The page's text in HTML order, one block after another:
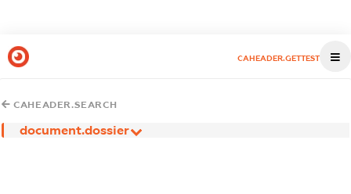
CAHEADER.GETTEST
CAHEADER.SEARCH
document.dossier